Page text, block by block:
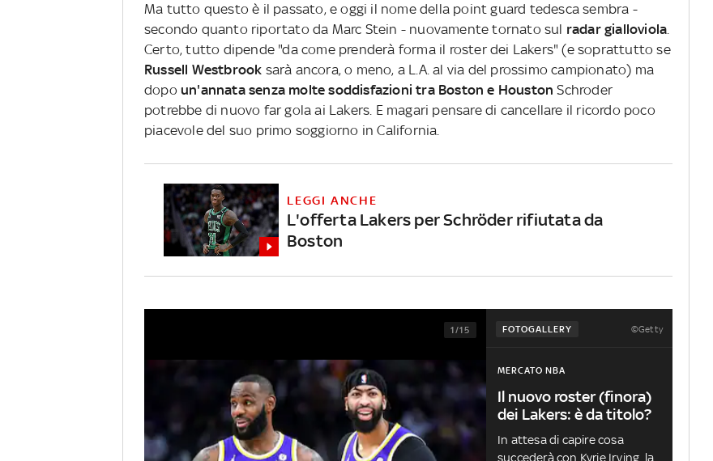
Ma tutto questo è il passato, e oggi il nome della point guard tedesca sembra -
secondo quanto riportato da Marc Stein - nuovamente tornato sul radar gialloviola.
Certo, tutto dipende "da come prenderà forma il roster dei Lakers" (e soprattutto se
Russell Westbrook sarà ancora, o meno, a L.A. al via del prossimo campionato) ma
dopo un'annata senza molte soddisfazioni tra Boston e Houston Schroder
potrebbe di nuovo far gola ai Lakers. E magari pensare di cancellare il ricordo poco
piacevole del suo primo soggiorno in California.
LEGGI ANCHE
L'offerta Lakers per Schröder rifiutata da
Boston
FOTOGALLERY ©Getty
1/15
MERCATO NBA
Il nuovo roster (finora)
dei Lakers: è da titolo?
In attesa di capire cosa
succederà con Kyrie Irving, la